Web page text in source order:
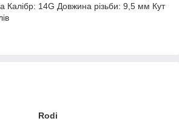
Калібр: 14G Довжина різьби: 9,5 мм Кут
Rodi